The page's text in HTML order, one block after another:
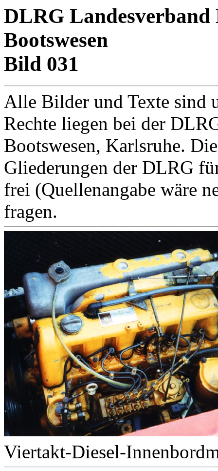
DLRG Landesverband
Bootswesen
Bild 031
Alle Bilder und Texte sind
Rechte liegen bei der
Bootswesen, Karlsruhe.
Gliederungen der DLRG
frei (Quellenangabe wäre
fragen.
Viertakt-Diesel-